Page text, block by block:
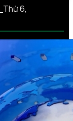
Thứ 6,